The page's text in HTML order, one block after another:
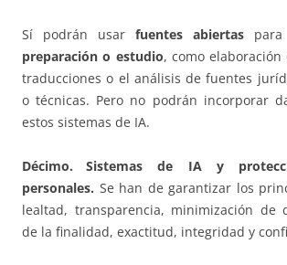
Sí podrán usar fuentes abiertas para
preparación o estudio, como
traducciones o el análisis de fuentes
o técnicas. Pero no podrán incorporar
estos sistemas de IA.
Décimo. Sistemas de IA y
personales. Se han de garantizar los
lealtad, transparencia, minimización de
de la finalidad, exactitud, integridad y